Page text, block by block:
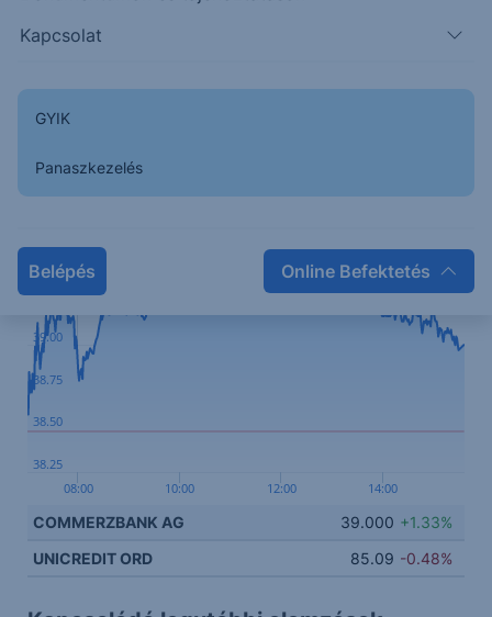
Kapcsolat
GYIK
Panaszkezelés
Belépés Online Befektetés
A mostani tranzakció engedélyeztetése várhatóan
első felében kerül sor.
08:00 10:00 12:00 14:00
38.25
38.50
38.75
39.00
39.25
39.50
COMMERZBANK AG 39.000 +1.33%
UNICREDIT ORD
85.09 -0.48%